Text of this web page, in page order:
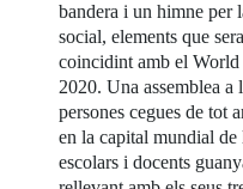
bandera i un himne per
social, elements que
coincidint amb el
2020. Una assemblea a
persones cegues de tot
en la capital mundial de
escolars i docents